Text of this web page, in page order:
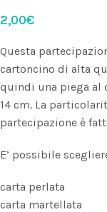
2,00€
Questa
cartoncino di alta
quindi una piega al
14 cm. La
partecipazione è
E’ possibile
carta perlata
carta martellata